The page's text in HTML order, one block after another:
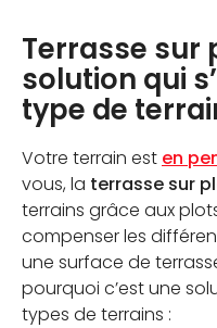
Terrasse sur
solution qui
type de
Votre terrain est en
vous, la terrasse sur
terrains grâce aux
compenser les
une surface de
pourquoi c’est une
types de terrains :